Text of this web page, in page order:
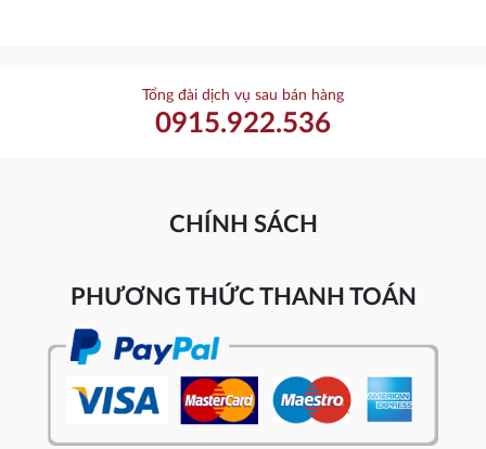
Tổng đài dịch vụ sau bán hàng
0915.922.536
CHÍNH SÁCH
PHƯƠNG THỨC THANH TOÁN